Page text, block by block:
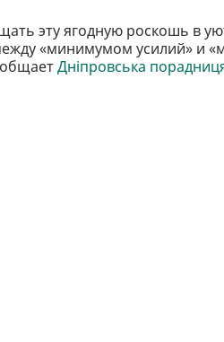
эту ягодную роскошь в
«минимумом усилий» и
Дніпровська